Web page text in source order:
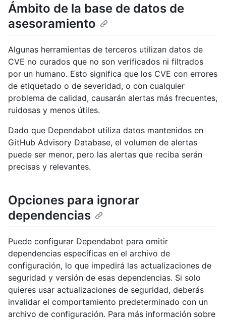
Ámbito de la base de datos de
asesoramiento
Algunas herramientas de terceros utilizan datos de
CVE no curados que no son verificados ni filtrados
por un humano. Esto significa que los CVE con errores
de etiquetado o de severidad, o con cualquier
problema de calidad, causarán alertas más frecuentes,
ruidosas y menos útiles.
Dado que Dependabot utiliza datos mantenidos en
GitHub Advisory Database, el volumen de alertas
puede ser menor, pero las alertas que reciba serán
precisas y relevantes.
Opciones para ignorar
dependencias
Puede configurar Dependabot para omitir
dependencias específicas en el archivo de
configuración, lo que impedirá las actualizaciones de
seguridad y versión de esas dependencias. Si solo
quieres usar actualizaciones de seguridad, deberás
invalidar el comportamiento predeterminado con un
archivo de configuración. Para más información sobre